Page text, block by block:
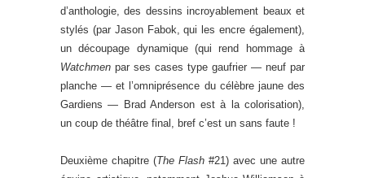
d’anthologie, des dessins incroyablement beaux et
stylés (par Jason Fabok, qui les encre également),
un découpage dynamique (qui rend hommage à
Watchmen par ses cases type gaufrier — neuf par
planche — et l’omniprésence du célèbre jaune des
Gardiens — Brad Anderson est à la colorisation),
un coup de théâtre final, bref c’est un sans faute !
Deuxième chapitre (The Flash #21) avec une autre